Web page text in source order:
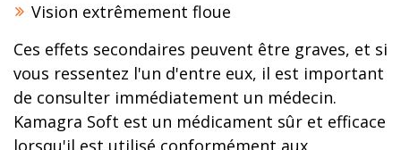
Vision extrêmement floue
Ces effets secondaires peuvent être graves, et si
vous ressentez l'un d'entre eux, il est important
de consulter immédiatement un médecin.
Kamagra Soft est un médicament sûr et efficace
lorsqu'il est utilisé conformément aux